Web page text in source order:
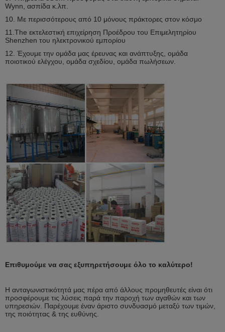
Wynn, ασπίδα κ.λπ.
10. Με περισσότερους από 10 μόνους πράκτορες στον κόσμο
11.The εκτελεστική επιχείρηση Προέδρου του Επιμελητηρίου
Shenzhen του ηλεκτρονικού εμπορίου
12. Έχουμε την ομάδα μας έρευνας και ανάπτυξης, ομάδα
ποιοτικού ελέγχου, ομάδα σχεδίου, ομάδα πωλήσεων.
Επιθυμούμε να σας εξυπηρετήσουμε όλο το καλύτερο!
Η ανταγωνιστικότητά μας πέρα από άλλους προμηθευτές είναι ότι
προσφέρουμε τις λύσεις παρά την παροχή των αγαθών και των
υπηρεσιών. Παρέχουμε έναν άριστο συνδυασμό μεταξύ των τιμών,
της ποιότητας & της ευθύνης.